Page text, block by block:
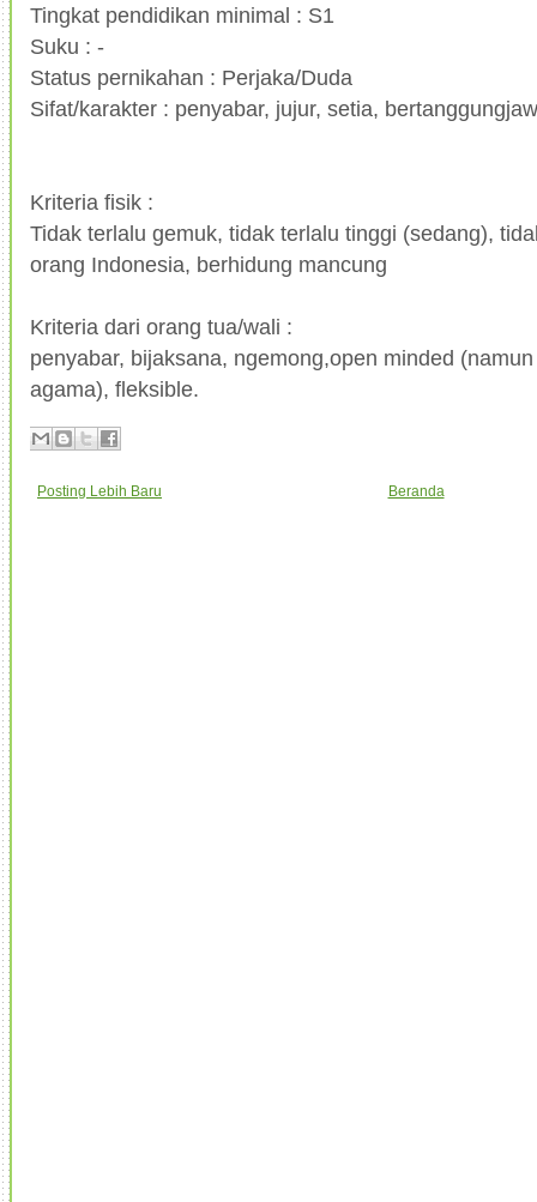
Tingkat pendidikan minimal : S1
Suku : -
Status pernikahan : Perjaka/Duda
Sifat/karakter : penyabar, jujur, setia,
Kriteria fisik :
Tidak terlalu gemuk, tidak terlalu tinggi (sedang),
orang Indonesia, berhidung mancung
Kriteria dari orang tua/wali :
penyabar, bijaksana, ngemong,open minded
agama), fleksible.
Posting Lebih Baru Beranda